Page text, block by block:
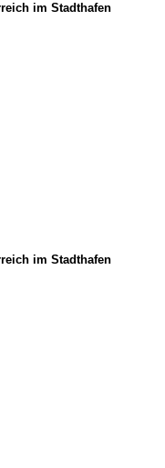
im Stadthafen
im Stadthafen